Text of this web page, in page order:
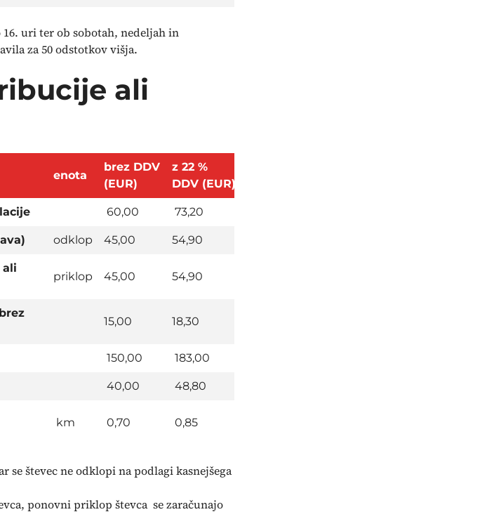
uri ter ob sobotah, nedeljah in
za 50 odstotkov višja.
ali
enota
brez DDV
(EUR)
z 22 %
DDV (EUR)
60,00 73,20
odklop 45,00 54,90
ali
priklop 45,00 54,90
15,00 18,30
150,00 183,00
40,00 48,80
km 0,70 0,85
se števec ne odklopi na podlagi kasnejšega
ponovni priklop števca se zaračunajo